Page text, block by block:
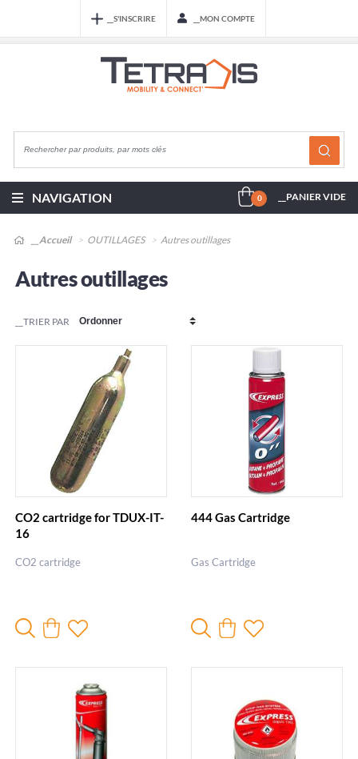
__S'INSCRIRE __MON COMPTE
NAVIGATION 0 __PANIER VIDE
__Accueil OUTILLAGES Autres outillages
Autres outillages
__TRIER PAR
CO2 cartridge for TDUX-IT-
16
CO2 cartridge
444 Gas Cartridge
Gas Cartridge